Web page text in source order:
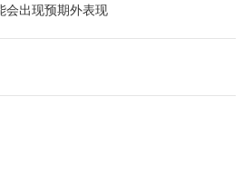
会出现预期外表现